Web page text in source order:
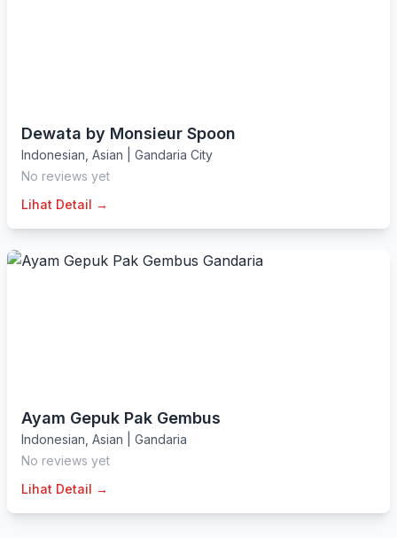
Dewata by Monsieur Spoon
Indonesian Asian
Gandaria City
No reviews yet
Lihat Detail →
Ayam Gepuk Pak Gembus
Indonesian Asian
Gandaria
No reviews yet
Lihat Detail →